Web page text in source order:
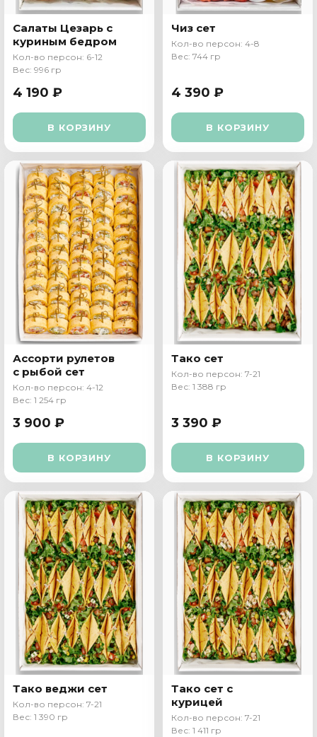
Салаты Цезарь с
куриным бедром
Кол-во персон: 6-12
Вес: 996 гр
4 190 ₽
В КОРЗИНУ
Чиз сет
Кол-во персон: 4-8
Вес: 744 гр
4 390 ₽
В КОРЗИНУ
Ассорти рулетов
с рыбой сет
Кол-во персон: 4-12
Вес: 1 254 гр
3 900 ₽
В КОРЗИНУ
Тако сет
Кол-во персон: 7-21
Вес: 1 388 гр
3 390 ₽
В КОРЗИНУ
Тако веджи сет
Кол-во персон: 7-21
Вес: 1 390 гр
Тако сет с
курицей
Кол-во персон: 7-21
Вес: 1 411 гр